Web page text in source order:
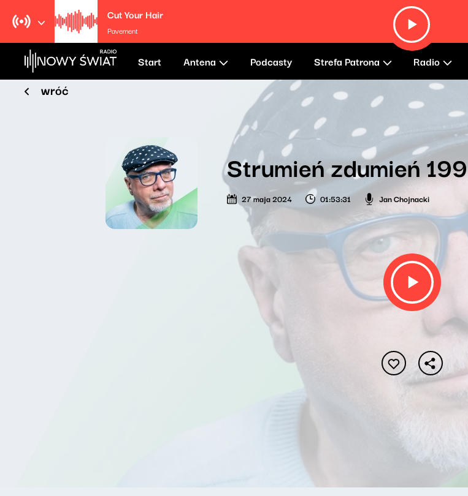
Cut Your Hair
Pavement
Start Antena Podcasty Strefa Patrona Radio
wróć
Strumień zdumień 199
27 maja 2024 01:53:31 Jan Chojnacki